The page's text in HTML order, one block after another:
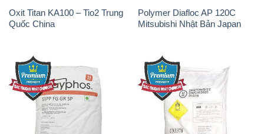
Sodium Tripoly Phosphate –
STPP Prayphos Bỉ Belgium
Sodium Percarbonate Dạng
Bột Trung Quốc China